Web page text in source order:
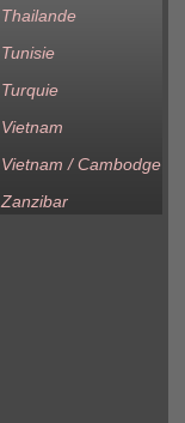
Thailande
Tunisie
Turquie
Vietnam
Vietnam / Cambodge
Zanzibar